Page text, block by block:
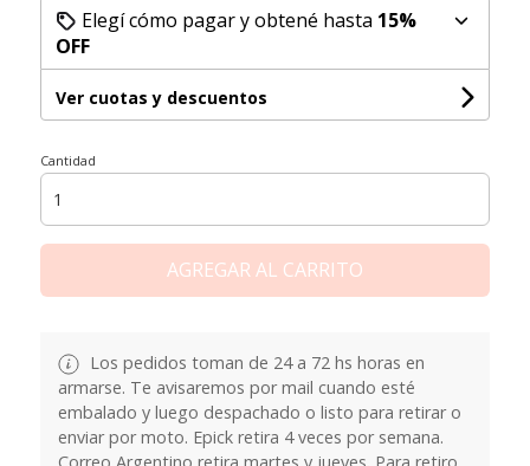
Elegí cómo pagar y obtené hasta 15%
OFF
Ver cuotas y descuentos
Cantidad
AGREGAR AL CARRITO
Los pedidos toman de 24 a 72 hs horas en
armarse. Te avisaremos por mail cuando esté
embalado y luego despachado o listo para retirar o
enviar por moto. Epick retira 4 veces por semana.